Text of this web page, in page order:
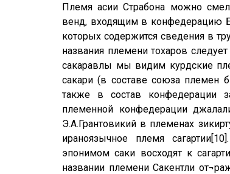
Племя асии Страбона можно
венд, входящим в конфедерацию
которых содержится сведения в
названия племени тохаров
сакаравлы мы видим курдские
сакари (в составе союза племен
также в состав конфедерации
племенной конфедерации
Э.А.Грантовикий в племенах
ираноязычное племя
эпонимом саки восходят к
названии племени Сакентли